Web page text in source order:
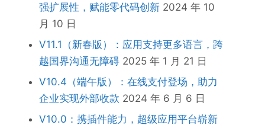
强扩展性，赋能零代码创新2024 年 10
月 10 日
V11.1（新春版）：应用支持更多语言，跨
越国界沟通无障碍2025 年 1 月 21 日
V10.4（端午版）：在线支付登场，助力
企业实现外部收款 2024 年 6 月 6 日
V10.0：携插件能力，超级应用平台崭新